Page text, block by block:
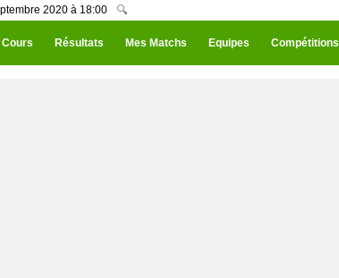
2020 à 18:00 🔍
Cours Résultats Mes Matchs Equipes Compétitions